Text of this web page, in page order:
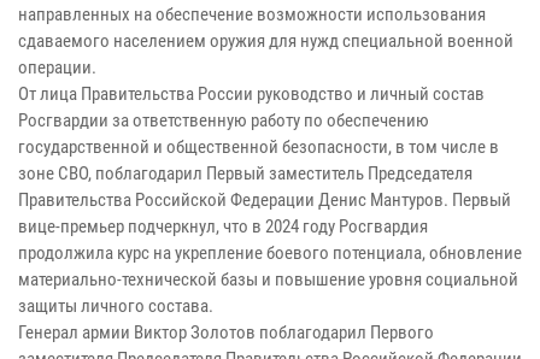
направленных на обеспечение возможности использования
сдаваемого населением оружия для нужд специальной военной
операции.
От лица Правительства России руководство и личный состав
Росгвардии за ответственную работу по обеспечению
государственной и общественной безопасности, в том числе в
зоне СВО, поблагодарил Первый заместитель Председателя
Правительства Российской Федерации Денис Мантуров. Первый
вице-премьер подчеркнул, что в 2024 году Росгвардия
продолжила курс на укрепление боевого потенциала, обновление
материально-технической базы и повышение уровня социальной
защиты личного состава.
Генерал армии Виктор Золотов поблагодарил Первого